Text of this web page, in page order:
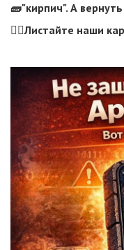
🧱"кирпич". А
☝🏻Листайте наши